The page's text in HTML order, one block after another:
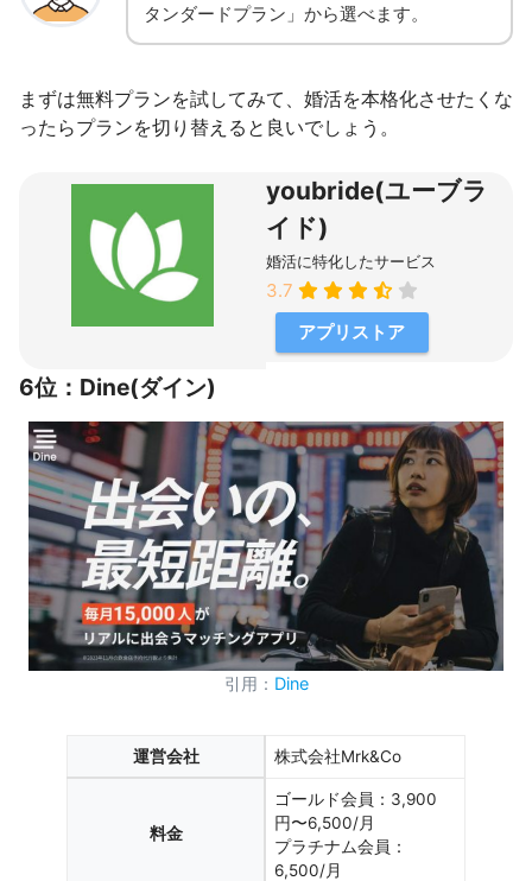
タンダードプラン」から選べます。
まずは無料プランを試してみて、婚活を本格化させたくな
ったらプランを切り替えると良いでしょう。
youbride(ユーブラ
イド)
婚活に特化したサービス
3.7
アプリストア
6位：Dine(ダイン)
引用： Dine
運営会社 株式会社Mrk&Co
料金
ゴールド会員：3,900
円〜6,500/月
プラチナム会員：
6,500/月